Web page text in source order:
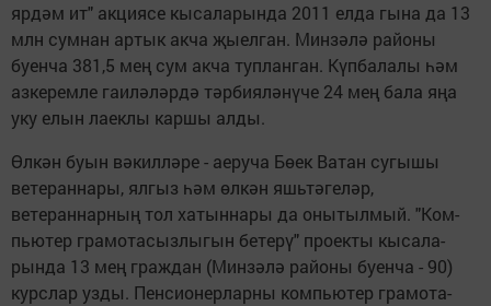
ярдәм ит" акциясе кысаларында 2011 елда гына да 13
млн сумнан артык акча җыелган. Минзәлә районы
буенча 381,5 мең сум акча тупланган. Күпбалалы һәм
азкеремле гаиләләрдә тәрбияләнүче 24 мең бала яңа
уку елын лаеклы каршы алды.
Өлкән буын вәкилләре - аеруча Бөек Ватан сугышы
ветераннары, ялгыз һәм өлкән яшьтәгеләр,
ветераннарның тол хатыннары да онытылмый. "Ком­
пьютер грамотасызлыгын бетерү" проекты кысала­
рында 13 мең граждан (Минзәлә районы буенча - 90)
курслар узды. Пенсионерларны компьютер грамота­